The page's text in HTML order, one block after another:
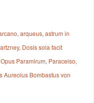
,arqueus,astrum in
, Dosis sola facit
Opus Paramirum, Paracelso,
Aureolus Bombastus von